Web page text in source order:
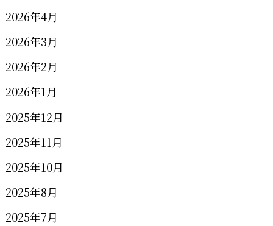
2026年4月
2026年3月
2026年2月
2026年1月
2025年12月
2025年11月
2025年10月
2025年8月
2025年7月